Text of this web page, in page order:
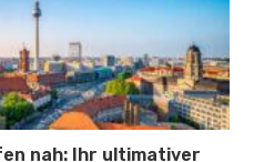
nah: Ihr ultimativer